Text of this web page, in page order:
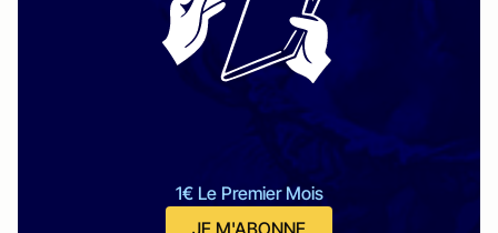
1€ Le Premier Mois
JE M'ABONNE